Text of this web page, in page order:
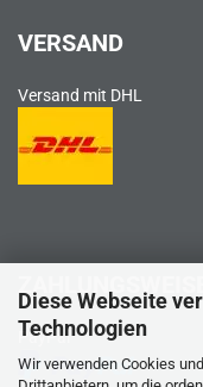
Diese Webseite
Technologien
Wir verwenden Cookies
VERSAND
Versand mit DHL
PayPal